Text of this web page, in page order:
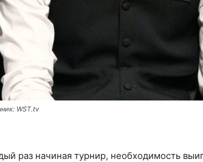
WST.tv
раз начиная турнир, необходимость